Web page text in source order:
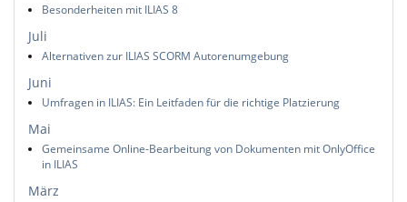
Besonderheiten mit ILIAS 8
Juli
Alternativen zur ILIAS SCORM Autorenumgebung
Juni
Umfragen in ILIAS: Ein Leitfaden für die richtige Platzierung
Mai
Gemeinsame Online-Bearbeitung von Dokumenten mit OnlyOffice
in ILIAS
März